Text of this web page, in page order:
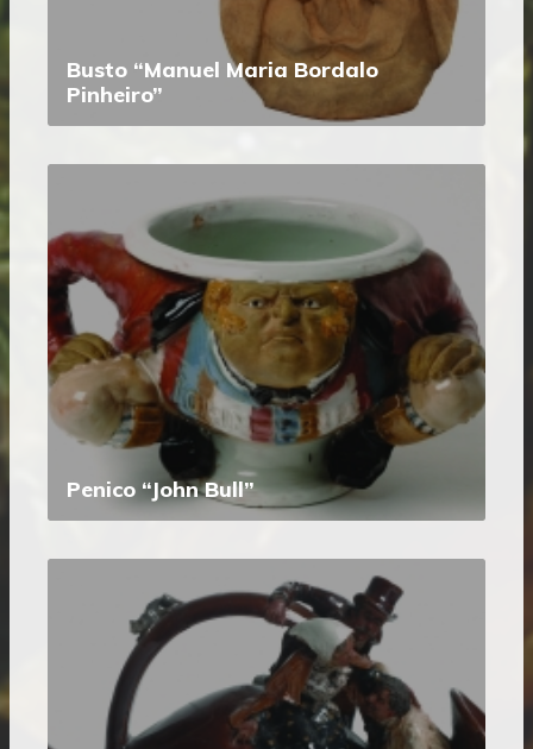
Busto “Manuel Maria Bordalo
Pinheiro”
Penico “John Bull”